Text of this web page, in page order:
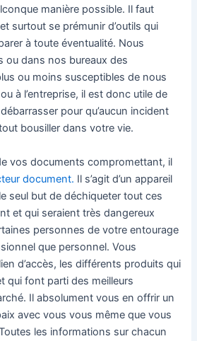
manière possible. Il faut
surtout se prémunir d’outils qui
à toute éventualité. Nous
ou dans nos bureaux des
ou moins susceptibles de nous
à l’entreprise, il est donc utile de
pour qu’aucun incident
bousiller dans votre vie.
vos documents compromettant, il
document. Il s’agit d’un appareil
seul but de déchiqueter tout ces
et qui seraient très dangereux
personnes de votre entourage
que personnel. Vous
d’accès, les différents produits qui
qui font parti des meilleurs
Il absolument vous en offrir un
avec vous vous même que vous
les informations sur chacun